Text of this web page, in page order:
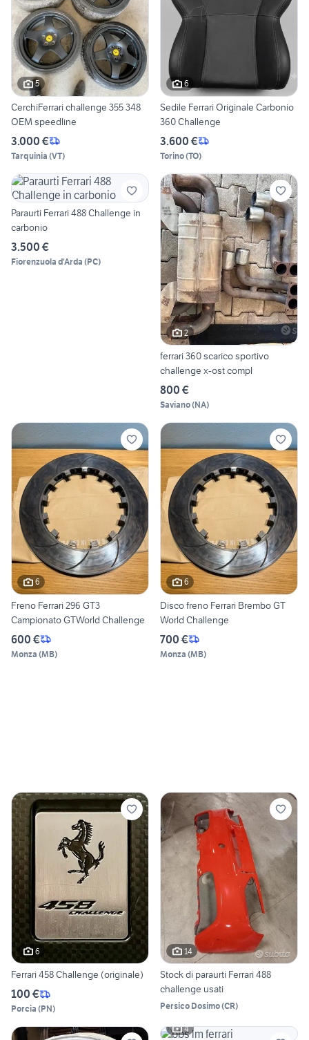
5
CerchiFerrari challenge 355 348
OEM speedline
3.000 €
Tarquinia (VT)
6
Sedile Ferrari Originale Carbonio
360 Challenge
3.600 €
Torino(TO)
Paraurti Ferrari 488 Challenge in
carbonio
3.500 €
Fiorenzuola d'Arda (PC)
2
ferrari 360 scarico sportivo
challenge x-ost compl
800 €
Saviano(NA)
6
Freno Ferrari 296 GT3
Campionato GTWorld Challenge
600 €
Monza (MB)
6
Disco freno Ferrari Brembo GT
World Challenge
700 €
Monza (MB)
6
Ferrari 458 Challenge (originale)
100 €
Porcia (PN)
14
Stock di paraurti Ferrari 488
challenge usati
Persico Dosimo(CR)
4